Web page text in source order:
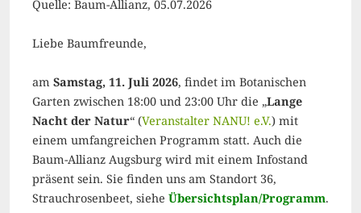
Quelle: Baum-Allianz, 05.07.2026
Liebe Baumfreunde,
am Samstag, 11. Juli 2026, findet im Botanischen
Garten zwischen 18:00 und 23:00 Uhr die „Lange
Nacht der Natur“ (Veranstalter NANU! e.V.) mit
einem umfangreichen Programm statt. Auch die
Baum-Allianz Augsburg wird mit einem Infostand
präsent sein. Sie finden uns am Standort 36,
Strauchrosenbeet, siehe Übersichtsplan/Programm.